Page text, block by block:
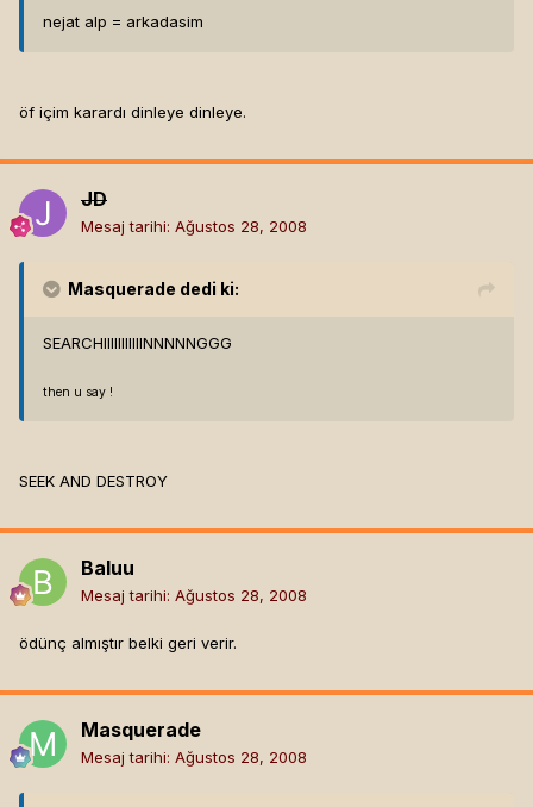
nejat alp = arkadasim
öf içim karardı dinleye dinleye.
JD
Mesaj tarihi: Ağustos 28, 2008
Masquerade dedi ki:
SEARCHIIIIIIIIIIINNNNNGGG
then u say !
SEEK AND DESTROY
Baluu
Mesaj tarihi: Ağustos 28, 2008
ödünç almıştır belki geri verir.
Masquerade
Mesaj tarihi: Ağustos 28, 2008